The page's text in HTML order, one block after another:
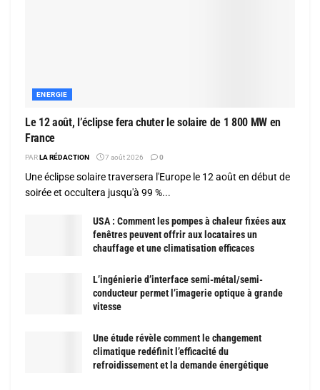
ENERGIE
Le 12 août, l’éclipse fera chuter le solaire de 1 800 MW en
France
PARLA RÉDACTION 7 août 2026 0
Une éclipse solaire traversera l'Europe le 12 août en début de
soirée et occultera jusqu'à 99 %...
USA : Comment les pompes à chaleur fixées aux
fenêtres peuvent offrir aux locataires un
chauffage et une climatisation efficaces
L’ingénierie d’interface semi-métal/semi-
conducteur permet l’imagerie optique à grande
vitesse
Une étude révèle comment le changement
climatique redéfinit l’efficacité du
refroidissement et la demande énergétique